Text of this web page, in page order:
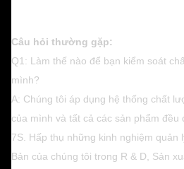
Câu hỏi thường gặp:
Q1: Làm thế nào để bạn kiểm soát
mình?
A: Chúng tôi áp dụng hệ thống chất
của mình và tất cả các sản phẩm
7S. Hấp thụ những kinh nghiệm quản
Bản của chúng tôi trong R & D, Sản